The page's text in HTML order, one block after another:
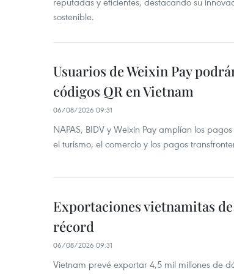
sostenible.
Usuarios de Weixin Pay
códigos QR en Vietnam
06/08/2026 09:31
NAPAS, BIDV y Weixin Pay amplían los
el turismo, el comercio y los pagos
Exportaciones vietnamitas
récord
06/08/2026 09:31
Vietnam prevé exportar 4,5 mil millones de